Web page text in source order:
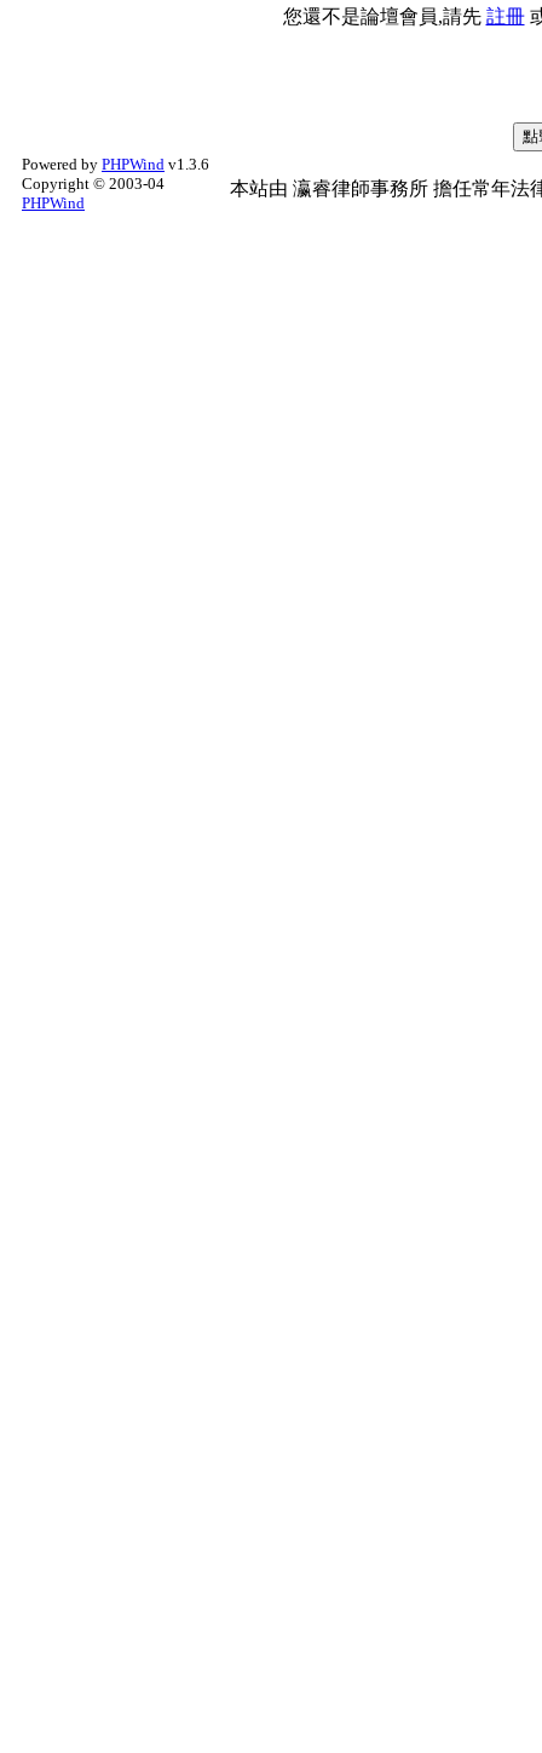
您還不是論壇會員,請先 註冊
Powered by PHPWind v1.3.6
Copyright © 2003-04
PHPWind
本站由 瀛睿律師事務所 擔任常年法